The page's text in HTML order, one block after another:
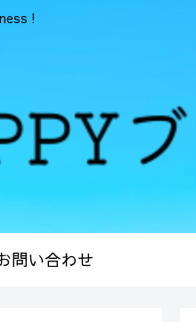
!
問い合わせ